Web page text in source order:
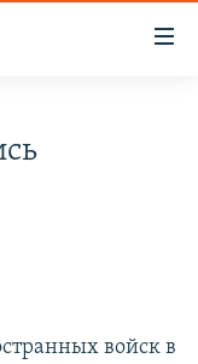
войск в